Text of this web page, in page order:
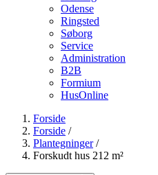
Odense
Ringsted
Søborg
Service
Administration
B2B
Formium
HusOnline
Forside
Forside /
Plantegninger /
Forskudt hus 212 m²